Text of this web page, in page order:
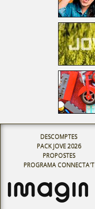
DESCOMPTES
PACK JOVE 2026
PROPOSTES
PROGRAMA CONNECTA'T